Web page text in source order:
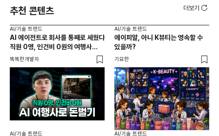
추천 콘텐츠 더보기
AI/기술 트렌드
AI 에이전트로 회사를 통째로 세웠다
직원 0명, 인건비 0원의 여행사
제작기
똑똑한개발자
AI/기술 트렌드
에이피알, 아니 K뷰티는 영속할 수
있을까?
기묘한
AI/기술 트렌드 AI/기술 트렌드